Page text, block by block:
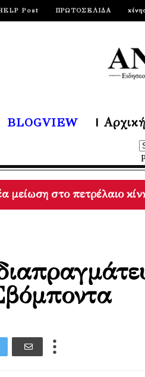
Post ΠΡΩΤΟΣΕΛΙΔΑ
BLOGVIEW | Αρχική
- Meteo / Το 42%